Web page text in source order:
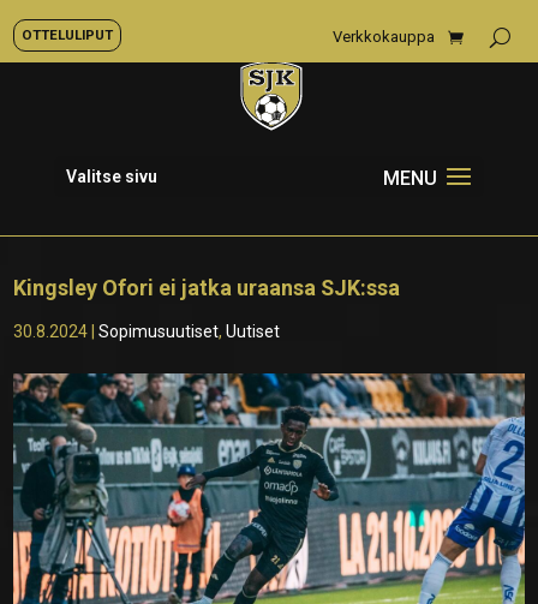
OTTELULIPUT Verkkokauppa
Valitse sivu
Kingsley Ofori ei jatka uraansa SJK:ssa
30.8.2024 |Sopimusuutiset,Uutiset